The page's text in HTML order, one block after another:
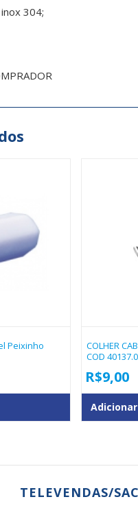
304;
Peixinho
COLHER
COD
R$9,00
TELEVENDAS/SAC